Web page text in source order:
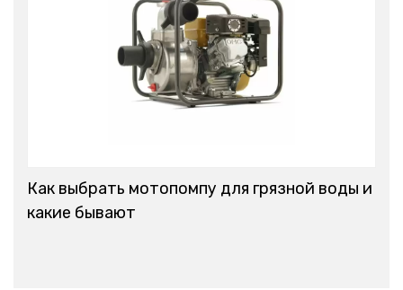
Как выбрать мотопомпу для грязной воды и
какие бывают